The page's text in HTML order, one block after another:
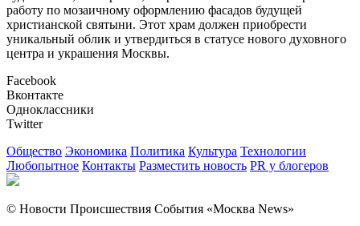
работу по мозаичному оформлению фасадов будущей
христианской святыни. Этот храм должен приобрести
уникальный облик и утвердиться в статусе нового духовного
центра и украшения Москвы.
Facebook
Вконтакте
Одноклассники
Twitter
Общество Экономика Политика Культура Технологии
Любопытное Контакты Разместить новость PR у блогеров
© Новости Происшествия События «Москва News»